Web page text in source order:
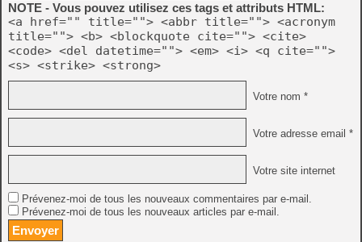
NOTE - Vous pouvez utilisez ces tags et attributs HTML:
<a href="" title=""> <abbr title=""> <acronym
title=""> <b> <blockquote cite=""> <cite>
<code> <del datetime=""> <em> <i> <q cite="">
<s> <strike> <strong>
Votre nom *
Votre adresse email *
Votre site internet
Prévenez-moi de tous les nouveaux commentaires par e-mail.
Prévenez-moi de tous les nouveaux articles par e-mail.